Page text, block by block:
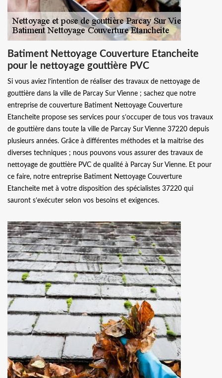
Batiment Nettoyage Couverture Etancheite
pour le nettoyage gouttière PVC
Si vous aviez l’intention de réaliser des travaux de nettoyage de
gouttière dans la ville de Parcay Sur Vienne ; sachez que notre
entreprise de couverture Batiment Nettoyage Couverture
Etancheite propose ses services pour s’occuper de tous vos travaux
de gouttière dans toute la ville de Parcay Sur Vienne 37220 depuis
plusieurs années. Grâce à différentes méthodes et la maitrise des
diverses techniques ; nous pouvons vous assurer des travaux de
nettoyage de gouttière PVC de qualité à Parcay Sur Vienne. Et pour
ce faire, notre entreprise Batiment Nettoyage Couverture
Etancheite met à votre disposition des spécialistes 37220 qui
sauront s’exécuter selon vos besoins et exigences.